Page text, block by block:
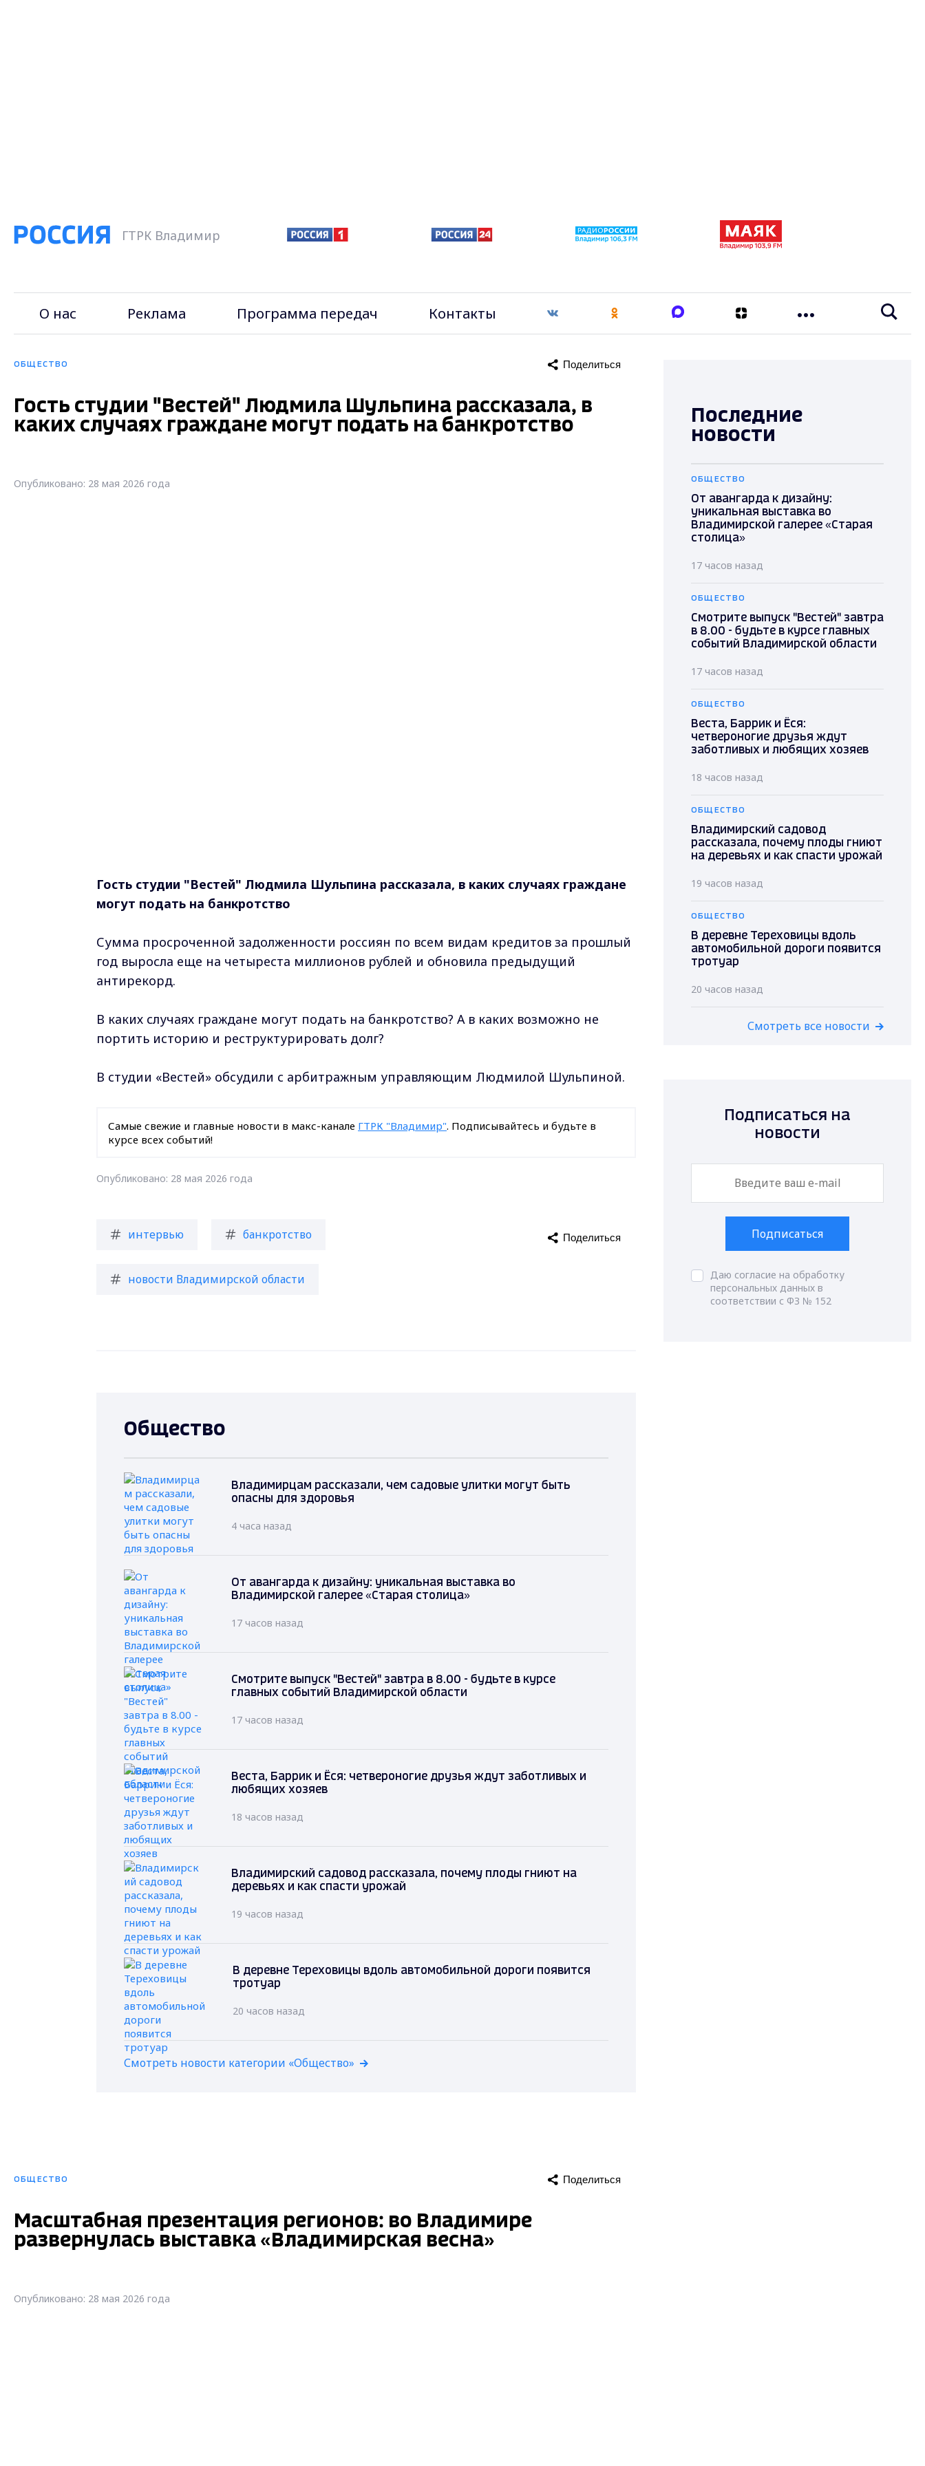
ГТРК Владимир
О нас Реклама Программа передач Контакты
ОБЩЕСТВО Поделиться
Гость студии "Вестей" Людмила Шульпина рассказала, в
каких случаях граждане могут подать на банкротство
Опубликовано: 28 мая 2026 года
Гость студии "Вестей" Людмила Шульпина рассказала, в каких случаях граждане
могут подать на банкротство
Сумма просроченной задолженности россиян по всем видам кредитов за прошлый
год выросла еще на четыреста миллионов рублей и обновила предыдущий
антирекорд.
В каких случаях граждане могут подать на банкротство? А в каких возможно не
портить историю и реструктурировать долг?
В студии «Вестей» обсудили с арбитражным управляющим Людмилой Шульпиной.
Самые свежие и главные новости в макс-канале ГТРК "Владимир". Подписывайтесь и будьте в
курсе всех событий!
Опубликовано: 28 мая 2026 года
интервью банкротство
новости Владимирской области
Поделиться
Общество
Владимирцам рассказали, чем садовые улитки могут быть
опасны для здоровья
4 часа назад
От авангарда к дизайну: уникальная выставка во
Владимирской галерее «Старая столица»
17 часов назад
Смотрите выпуск "Вестей" завтра в 8.00 - будьте в курсе
главных событий Владимирской области
17 часов назад
Веста, Баррик и Ёся: четвероногие друзья ждут заботливых и
любящих хозяев
18 часов назад
Владимирский садовод рассказала, почему плоды гниют на
деревьях и как спасти урожай
19 часов назад
В деревне Тереховицы вдоль автомобильной дороги появится
тротуар
20 часов назад
Смотреть новости категории «Общество»
ОБЩЕСТВО Поделиться
Масштабная презентация регионов: во Владимире
развернулась выставка «Владимирская весна»
Опубликовано: 28 мая 2026 года
Последние
новости
ОБЩЕСТВО
От авангарда к дизайну:
уникальная выставка во
Владимирской галерее «Старая
столица»
17 часов назад
ОБЩЕСТВО
Смотрите выпуск "Вестей" завтра
в 8.00 - будьте в курсе главных
событий Владимирской области
17 часов назад
ОБЩЕСТВО
Веста, Баррик и Ёся:
четвероногие друзья ждут
заботливых и любящих хозяев
18 часов назад
ОБЩЕСТВО
Владимирский садовод
рассказала, почему плоды гниют
на деревьях и как спасти урожай
19 часов назад
ОБЩЕСТВО
В деревне Тереховицы вдоль
автомобильной дороги появится
тротуар
20 часов назад
Смотреть все новости
Подписаться на
новости
Подписаться
Даю согласие на обработку
персональных данных в
соответствии с ФЗ № 152